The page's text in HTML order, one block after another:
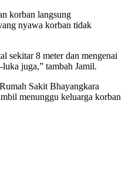
korban langsung
nyawa korban tidak
sekitar 8 meter dan mengenai
juga,” tambah Jamil.
Sakit Bhayangkara
menunggu keluarga korban